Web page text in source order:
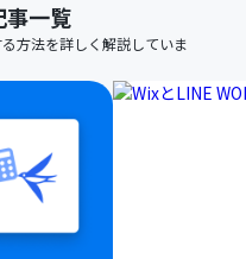
事一覧
方法を詳しく解説していま